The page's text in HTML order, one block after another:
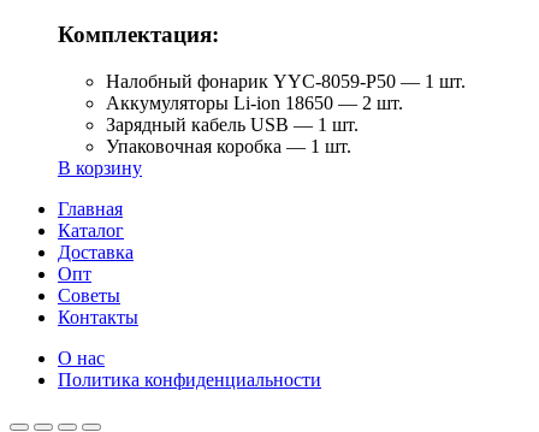
Комплектация:
Налобный фонарик YYC-8059-P50 — 1 шт.
Аккумуляторы Li-ion 18650 — 2 шт.
Зарядный кабель USB — 1 шт.
Упаковочная коробка — 1 шт.
В корзину
Главная
Каталог
Доставка
Опт
Советы
Контакты
О нас
Политика конфиденциальности